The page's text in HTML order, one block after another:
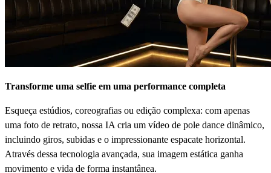
Transforme uma selfie em uma performance completa
Esqueça estúdios, coreografias ou edição complexa: com apenas
uma foto de retrato, nossa IA cria um vídeo de pole dance dinâmico,
incluindo giros, subidas e o impressionante espacate horizontal.
Através dessa tecnologia avançada, sua imagem estática ganha
movimento e vida de forma instantânea.